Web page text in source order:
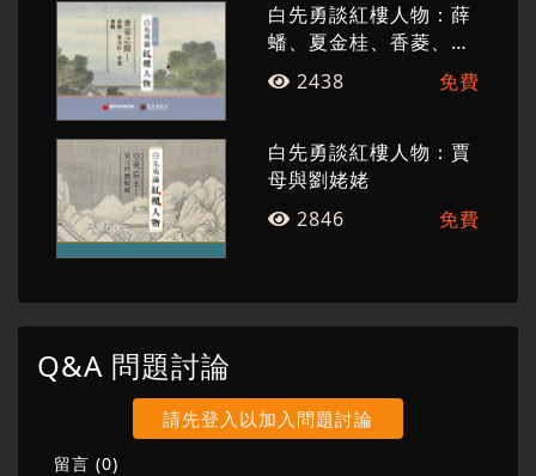
白先勇談紅樓人物：薛
蟠、夏金桂、香菱、寶
蟾 2438 免費
白先勇談紅樓人物：賈
母與劉姥姥
2846
免費
Q&A 問題討論
請先登入以加入問題討論
留言 (0)